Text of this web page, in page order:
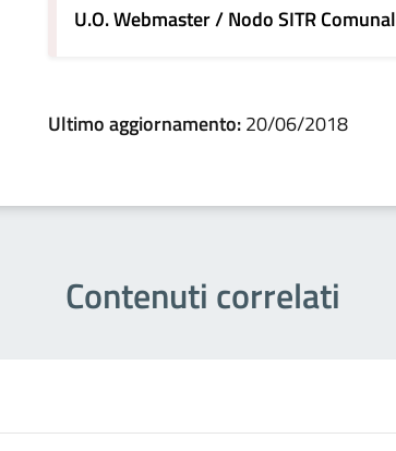
U.O. Webmaster / Nodo SITR
Ultimo aggiornamento:20/06/2018
Contenuti correlati